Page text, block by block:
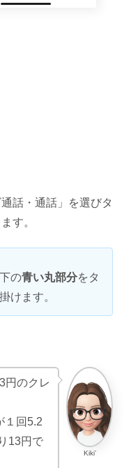
話・通話」を選びタ
す。
の青い丸部分をタ
けます。
Kiki’
円のクレ
１回5.2
13円で